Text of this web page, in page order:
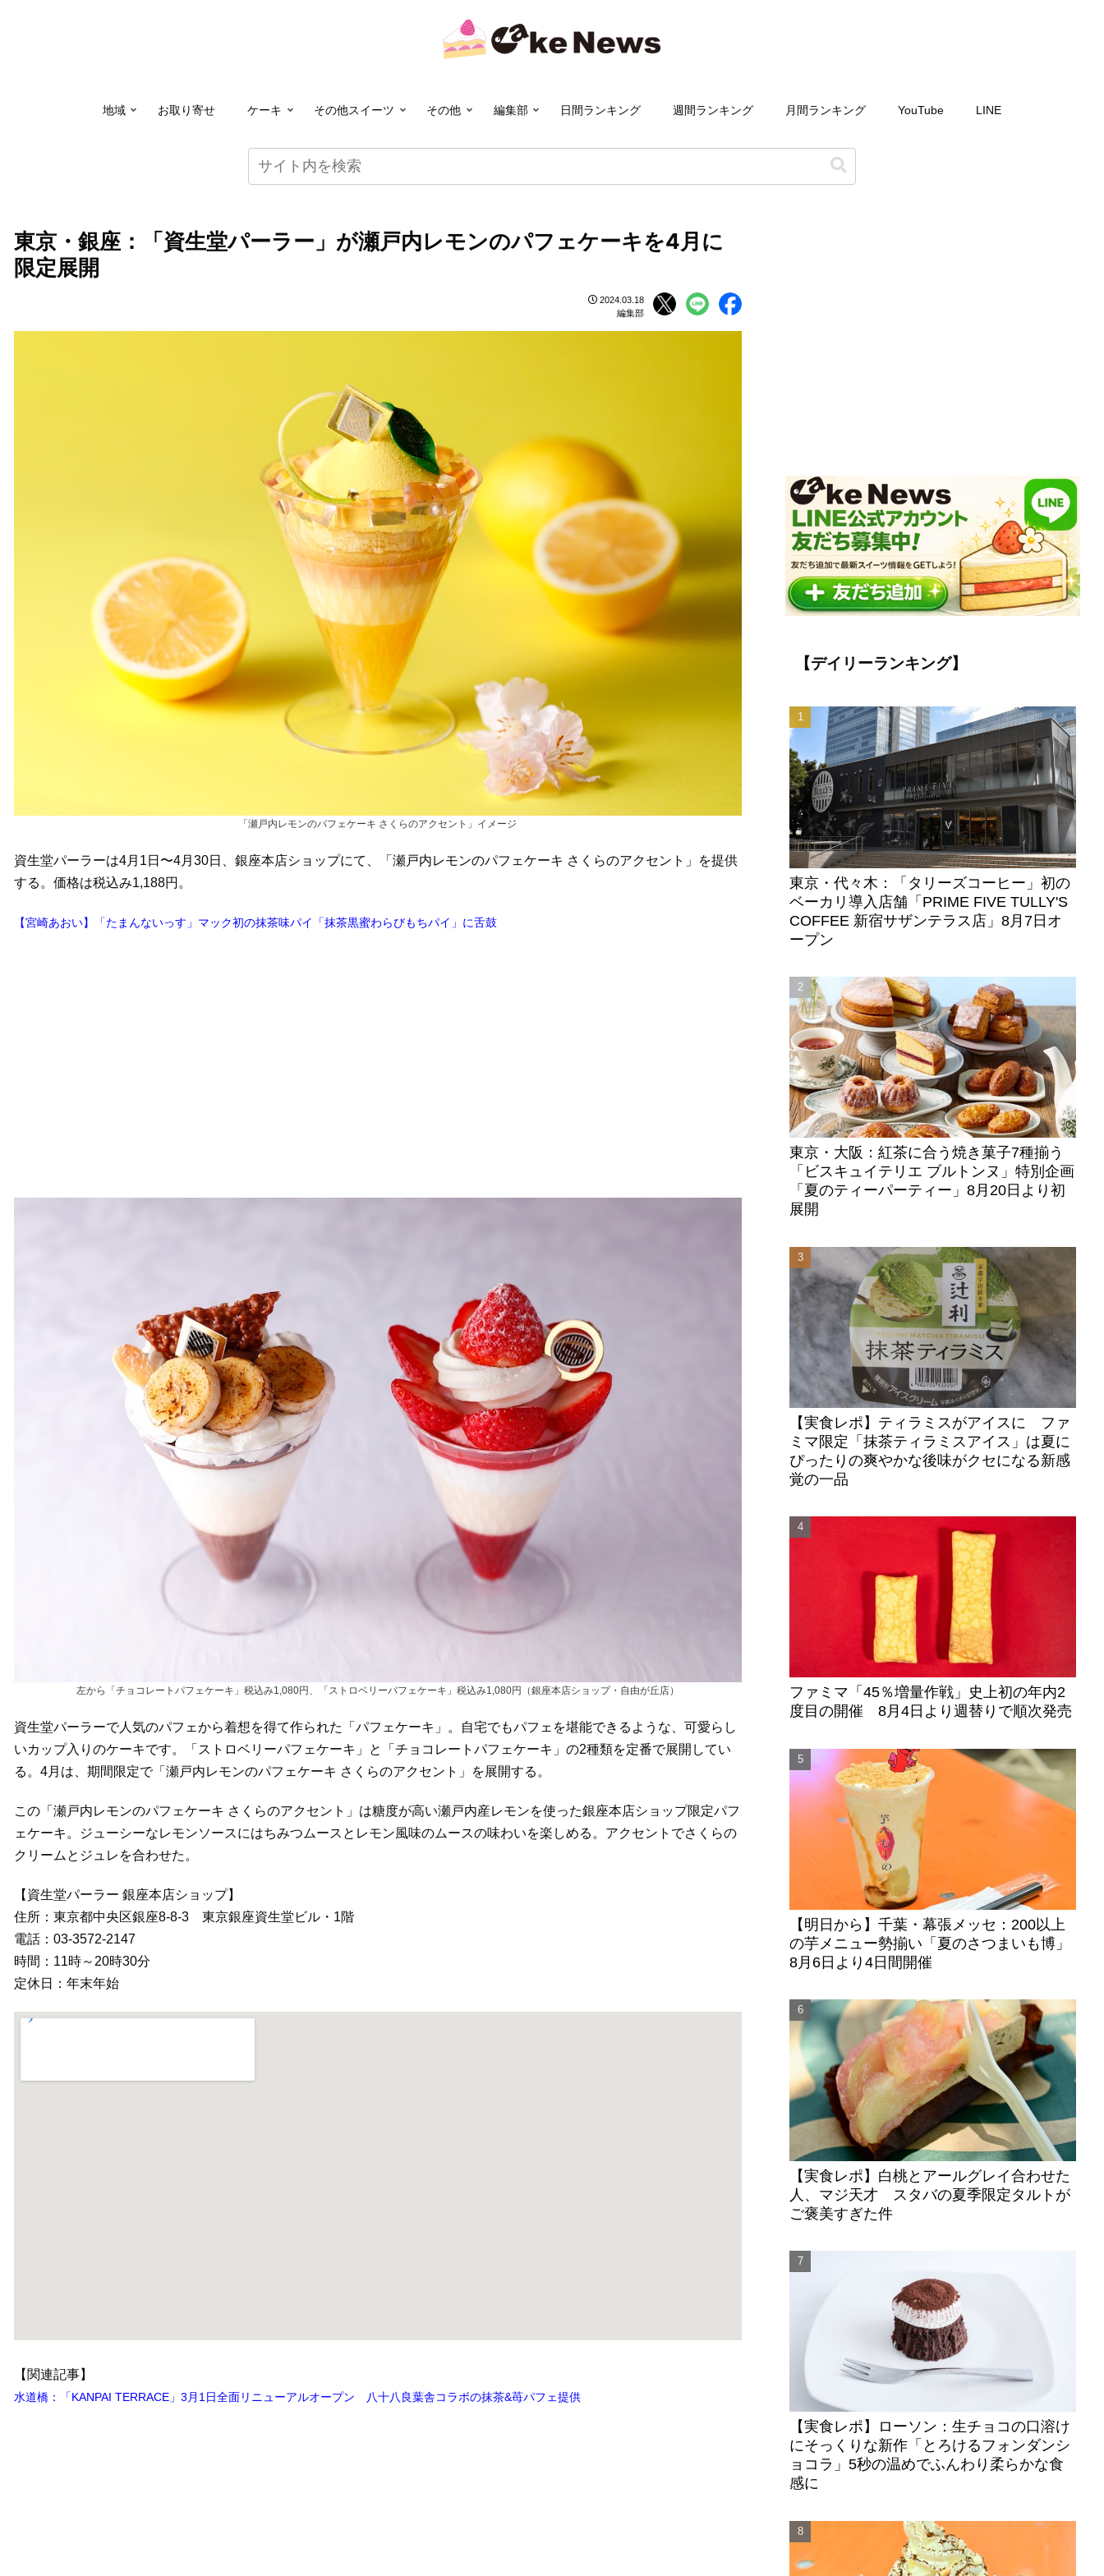
地域 お取り寄せ ケーキ その他スイーツ その他 編集部 日間ランキング 週間ランキング 月間ランキング YouTube LINE
東京・銀座：「資生堂パーラー」が瀬戸内レモンのパフェケーキを4月に
限定展開
2024.03.18
編集部
「瀬戸内レモンのパフェケーキ さくらのアクセント」イメージ
資生堂パーラーは4月1日〜4月30日、銀座本店ショップにて、「瀬戸内レモンのパフェケーキ さくらのアクセント」を提供
する。価格は税込み1,188円。
【宮崎あおい】「たまんないっす」マック初の抹茶味パイ「抹茶黒蜜わらびもちパイ」に舌鼓
左から「チョコレートパフェケーキ」税込み1,080円、「ストロベリーパフェケーキ」税込み1,080円（銀座本店ショップ・自由が丘店）
資生堂パーラーで人気のパフェから着想を得て作られた「パフェケーキ」。自宅でもパフェを堪能できるような、可愛らし
いカップ入りのケーキです。「ストロベリーパフェケーキ」と「チョコレートパフェケーキ」の2種類を定番で展開してい
る。4月は、期間限定で「瀬戸内レモンのパフェケーキ さくらのアクセント」を展開する。
この「瀬戸内レモンのパフェケーキ さくらのアクセント」は糖度が高い瀬戸内産レモンを使った銀座本店ショップ限定パフ
ェケーキ。ジューシーなレモンソースにはちみつムースとレモン風味のムースの味わいを楽しめる。アクセントでさくらの
クリームとジュレを合わせた。
【資生堂パーラー 銀座本店ショップ】
住所：東京都中央区銀座8-8-3 東京銀座資生堂ビル・1階
電話：03-3572-2147
時間：11時～20時30分
定休日：年末年始
【関連記事】
水道橋：「KANPAI TERRACE」3月1日全面リニューアルオープン 八十八良葉舎コラボの抹茶&苺パフェ提供
【デイリーランキング】
東京・代々木：「タリーズコーヒー」初の
ベーカリ導入店舗「PRIME FIVE TULLY'S
COFFEE 新宿サザンテラス店」8月7日オ
ープン
東京・大阪：紅茶に合う焼き菓子7種揃う
「ビスキュイテリエ ブルトンヌ」特別企画
「夏のティーパーティー」8月20日より初
展開
【実食レポ】ティラミスがアイスに ファ
ミマ限定「抹茶ティラミスアイス」は夏に
ぴったりの爽やかな後味がクセになる新感
覚の一品
ファミマ「45％増量作戦」史上初の年内2
度目の開催 8月4日より週替りで順次発売
【明日から】千葉・幕張メッセ：200以上
の芋メニュー勢揃い「夏のさつまいも博」
8月6日より4日間開催
【実食レポ】白桃とアールグレイ合わせた
人、マジ天才 スタバの夏季限定タルトが
ご褒美すぎた件
【実食レポ】ローソン：生チョコの口溶け
にそっくりな新作「とろけるフォンダンシ
ョコラ」5秒の温めでふんわり柔らかな食
感に